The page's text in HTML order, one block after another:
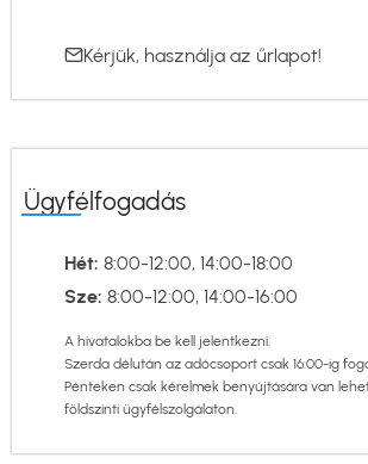
Kérjük, használja az űrlapot!
Ügyfélfogadás
Hét: 8:00-12:00, 14:00-18:00
Sze: 8:00-12:00, 14:00-16:00
A hivatalokba be kell jelentkezni.
Szerda délután az adócsoport csak 16:00-ig
Pénteken csak kérelmek benyújtására van
földszinti ügyfélszolgálaton.